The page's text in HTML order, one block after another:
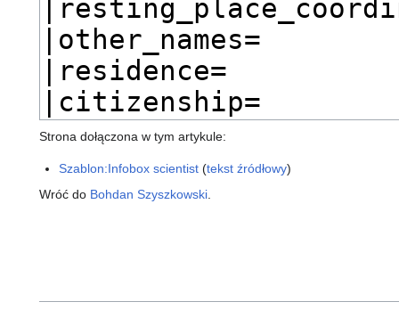
Strona dołączona w tym artykule:
Szablon:Infobox scientist (tekst źródłowy)
Wróć do Bohdan Szyszkowski